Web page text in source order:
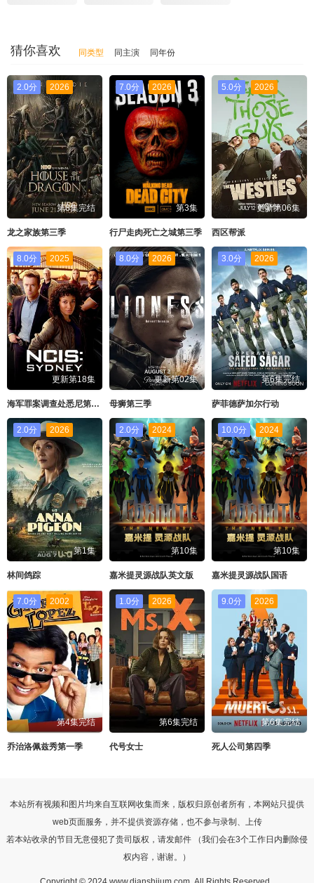
猜你喜欢 同类型 同主演 同年份
2.0分 2026
第8集完结
龙之家族第三季
7.0分 2026
第3集
行尸走肉死亡之城第三季
5.0分 2026
更新第06集
西区帮派
8.0分 2025
更新第18集
海军罪案调查处悉尼第三季
8.0分 2026
更新第02集
母狮第三季
3.0分 2026
第6集完结
萨菲德萨加尔行动
2.0分 2026
第1集
林间鸽踪
2.0分 2024
第10集
嘉米提灵源战队​英文版
10.0分 2024
第10集
嘉米提灵源战队国语
7.0分 2002
第4集完结
乔治洛佩兹秀第一季
1.0分 2026
第6集完结
代号女士
9.0分 2026
第6集完结
死人公司第四季
本站所有视频和图片均来自互联网收集而来，版权归原创者所有，本网站只提供
web页面服务，并不提供资源存储，也不参与录制、上传
若本站收录的节目无意侵犯了贵司版权，请发邮件 （我们会在3个工作日内删除侵
权内容，谢谢。）